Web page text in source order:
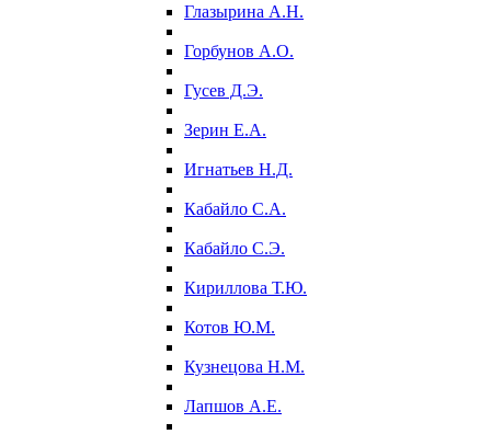
Глазырина А.Н.
Горбунов А.О.
Гусев Д.Э.
Зерин Е.А.
Игнатьев Н.Д.
Кабайло С.А.
Кабайло С.Э.
Кириллова Т.Ю.
Котов Ю.М.
Кузнецова Н.М.
Лапшов А.Е.